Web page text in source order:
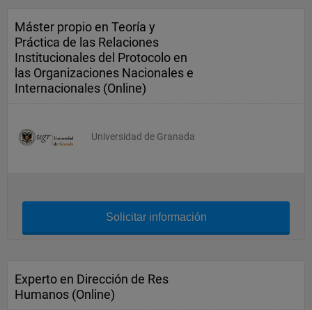
Máster propio en Teoría y
Práctica de las Relaciones
Institucionales del Protocolo en
las Organizaciones Nacionales e
Internacionales (Online)
Universidad de Granada
Solicitar información
Experto en Dirección de Res
Humanos (Online)